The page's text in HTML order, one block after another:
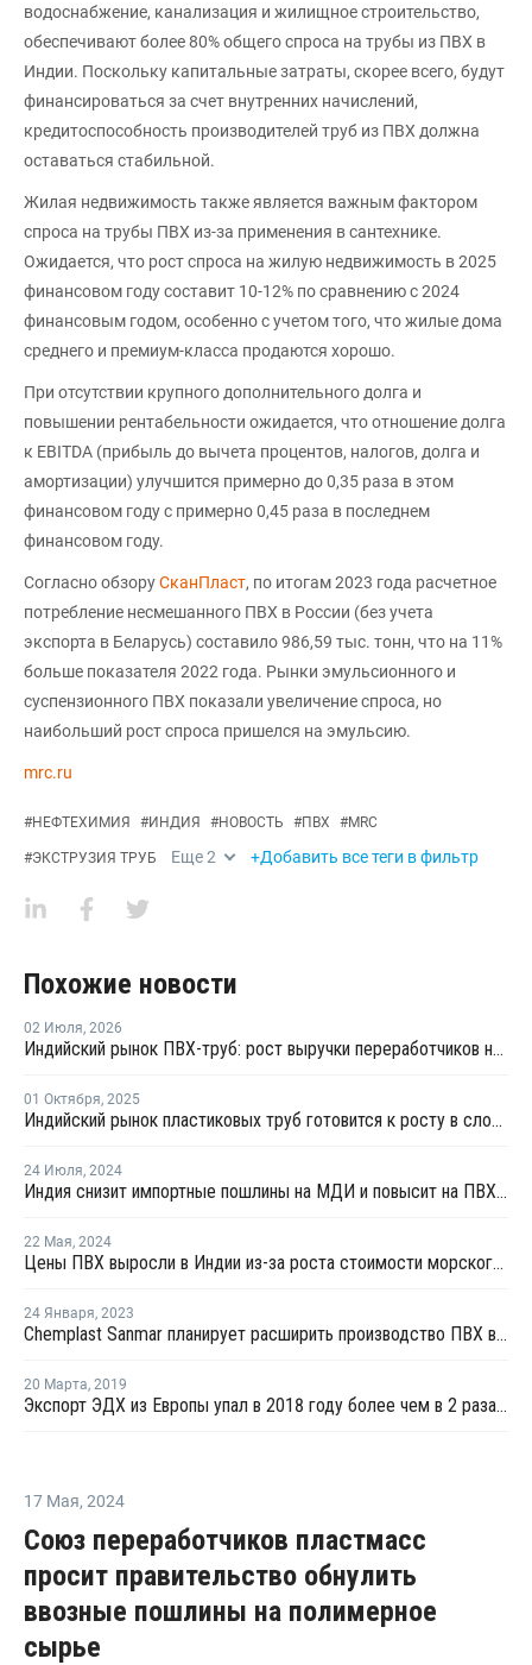
водоснабжение, канализация и жилищное строительство,
обеспечивают более 80% общего спроса на трубы из ПВХ в
Индии. Поскольку капитальные затраты, скорее всего, будут
финансироваться за счет внутренних начислений,
кредитоспособность производителей труб из ПВХ должна
оставаться стабильной.
Жилая недвижимость также является важным фактором
спроса на трубы ПВХ из-за применения в сантехнике.
Ожидается, что рост спроса на жилую недвижимость в 2025
финансовом году составит 10-12% по сравнению с 2024
финансовым годом, особенно с учетом того, что жилые дома
среднего и премиум-класса продаются хорошо.
При отсутствии крупного дополнительного долга и
повышении рентабельности ожидается, что отношение долга
к EBITDA (прибыль до вычета процентов, налогов, долга и
амортизации) улучшится примерно до 0,35 раза в этом
финансовом году с примерно 0,45 раза в последнем
финансовом году.
Согласно обзоруСканПласт, по итогам 2023 года расчетное
потребление несмешанного ПВХ в России (без учета
экспорта в Беларусь) составило 986,59 тыс. тонн, что на 11%
больше показателя 2022 года. Рынки эмульсионного и
суспензионного ПВХ показали увеличение спроса, но
наибольший рост спроса пришелся на эмульсию.
mrc.ru
#НЕФТЕХИМИЯ #ИНДИЯ #НОВОСТЬ #ПВХ #MRC
#ЭКСТРУЗИЯ ТРУБ Еще2 +Добавить все теги в фильтр
Похожие новости
02 Июля, 2026
Индийский рынок ПВХ-труб: рост выручки переработчиков на фоне высоких цен на смолу
01 Октября, 2025
Индийский рынок пластиковых труб готовится к росту в сложных условиях
24 Июля, 2024
Индия снизит импортные пошлины на МДИ и повысит на ПВХ-пленки
22 Мая, 2024
Цены ПВХ выросли в Индии из-за роста стоимости морского фрахта на фоне торговой войны между США и Китаем
24 Января, 2023
Chemplast Sanmar планирует расширить производство ПВХ в Индии
20 Марта, 2019
Экспорт ЭДХ из Европы упал в 2018 году более чем в 2 раза - Евростат
17 Мая, 2024
Союз переработчиков пластмасс
просит правительство обнулить
ввозные пошлины на полимерное
сырье